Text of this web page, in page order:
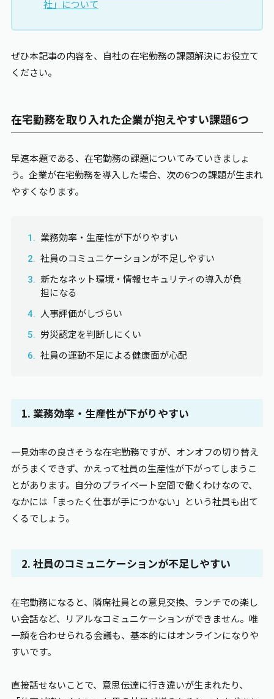
社」について
ぜひ本記事の内容を、自社の在宅勤務の課題解決にお役立て
ください。
在宅勤務を取り入れた企業が抱えやすい課題6つ
早速本題である、在宅勤務の課題についてみていきましょ
う。企業が在宅勤務を導入した場合、次の6つの課題が生まれ
やすくなります。
業務効率・生産性が下がりやすい
社員のコミュニケーションが不足しやすい
新たなネット環境・情報セキュリティの導入が負
担になる
人事評価がしづらい
労災認定を判断しにくい
社員の運動不足による健康面が心配
1. 業務効率・生産性が下がりやすい
一見効率の良さそうな在宅勤務ですが、オンオフの切り替え
がうまくできず、かえって社員の生産性が下がってしまうこ
とがあります。自分のプライベート空間で働くわけなので、
なかには「まったく仕事が手につかない」という社員も出て
くるでしょう。
2. 社員のコミュニケーションが不足しやすい
在宅勤務になると、隣席社員との意見交換、ランチでの楽し
い会話など、リアルなコミュニケーションができません。唯
一顔を合わせられる会議も、基本的にはオンラインになりや
すいです。
直接話せないことで、意思伝達に行き違いが生まれたり、